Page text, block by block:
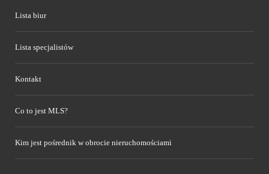
Lista biur
Lista specjalistów
Kontakt
Co to jest MLS?
Kim jest pośrednik w obrocie nieruchomościami